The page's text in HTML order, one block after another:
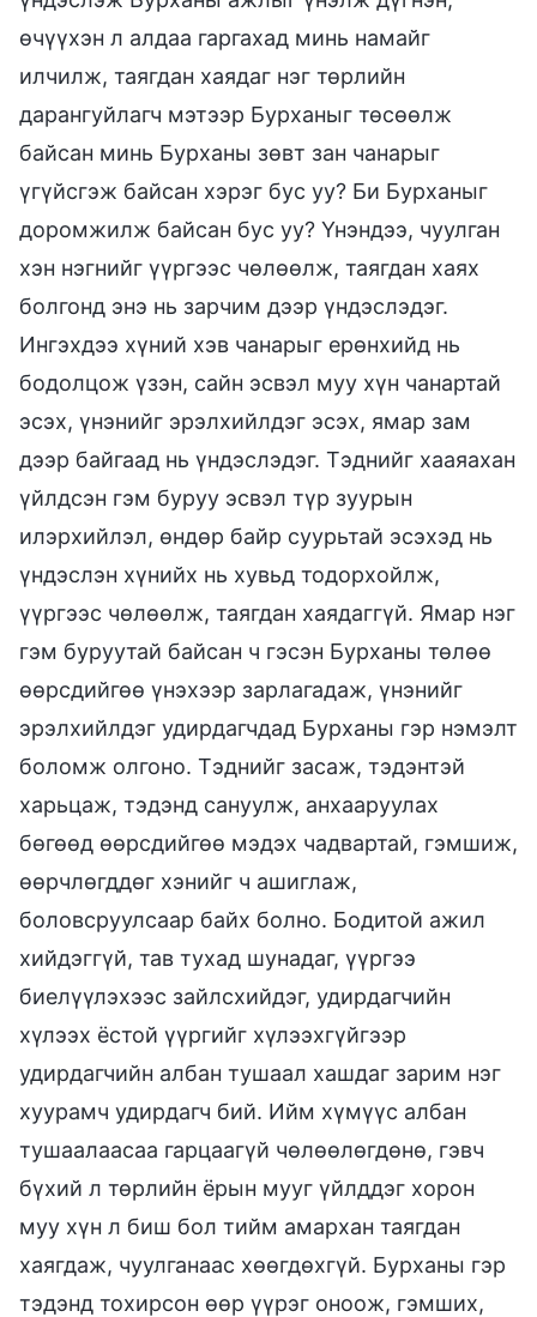
өчүүхэн л алдаа гаргахад минь намайг
илчилж, таягдан хаядаг нэг төрлийн
дарангуйлагч мэтээр Бурханыг төсөөлж
байсан минь Бурханы зөвт зан чанарыг
үгүйсгэж байсан хэрэг бус уу? Би Бурханыг
доромжилж байсан бус уу? Үнэндээ, чуулган
хэн нэгнийг үүргээс чөлөөлж, таягдан хаях
болгонд энэ нь зарчим дээр үндэслэдэг.
Ингэхдээ хүний хэв чанарыг ерөнхийд нь
бодолцож үзэн, сайн эсвэл муу хүн чанартай
эсэх, үнэнийг эрэлхийлдэг эсэх, ямар зам
дээр байгаад нь үндэслэдэг. Тэднийг хааяахан
үйлдсэн гэм буруу эсвэл түр зуурын
илэрхийлэл, өндөр байр суурьтай эсэхэд нь
үндэслэн хүнийх нь хувьд тодорхойлж,
үүргээс чөлөөлж, таягдан хаядаггүй. Ямар нэг
гэм буруутай байсан ч гэсэн Бурханы төлөө
өөрсдийгөө үнэхээр зарлагадаж, үнэнийг
эрэлхийлдэг удирдагчдад Бурханы гэр нэмэлт
боломж олгоно. Тэднийг засаж, тэдэнтэй
харьцаж, тэдэнд сануулж, анхааруулах
бөгөөд өөрсдийгөө мэдэх чадвартай, гэмшиж,
өөрчлөгддөг хэнийг ч ашиглаж,
боловсруулсаар байх болно. Бодитой ажил
хийдэггүй, тав тухад шунадаг, үүргээ
биелүүлэхээс зайлсхийдэг, удирдагчийн
хүлээх ёстой үүргийг хүлээхгүйгээр
удирдагчийн албан тушаал хашдаг зарим нэг
хуурамч удирдагч бий. Ийм хүмүүс албан
тушаалаасаа гарцаагүй чөлөөлөгдөнө, гэвч
бүхий л төрлийн ёрын мууг үйлддэг хорон
муу хүн л биш бол тийм амархан таягдан
хаягдаж, чуулганаас хөөгдөхгүй. Бурханы гэр
тэдэнд тохирсон өөр үүрэг оноож, гэмших,